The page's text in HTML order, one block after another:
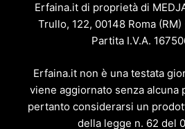
Erfaina.it di proprietà di
Trullo, 122, 00148 Roma
Partita I.V.A.
Erfaina.it non è una testata
viene aggiornato senza alcuna
pertanto considerarsi un
della legge n. 62 del